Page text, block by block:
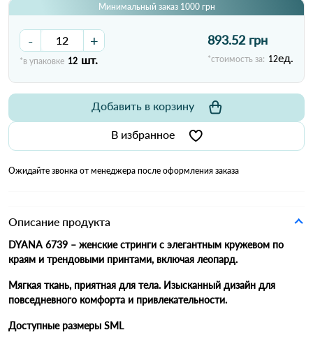
Минимальный заказ 1000 грн
- +
*в упаковке 12 шт.
893.52 грн
*стоимость за: 12ед.
В избранное
Добавить в корзину
Ожидайте звонка от менеджера после оформления заказа
Описание продукта
DYANA 6739 – женские стринги с элегантным кружевом по
краям и трендовыми принтами, включая леопард.
Мягкая ткань, приятная для тела. Изысканный дизайн для
повседневного комфорта и привлекательности.
Доступные размеры SML